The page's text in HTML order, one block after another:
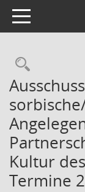
Toggle navigation
Kultur
Termine